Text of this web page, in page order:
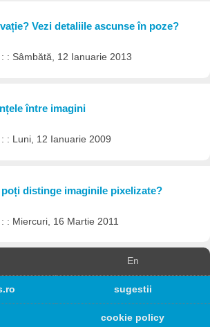
Vezi detaliile ascunse în poze?
: : Sâmbătă, 12 Ianuarie 2013
între imagini
: : Luni, 12 Ianuarie 2009
distinge imaginile pixelizate?
: : Miercuri, 16 Martie 2011
En
sugestii
cookie policy